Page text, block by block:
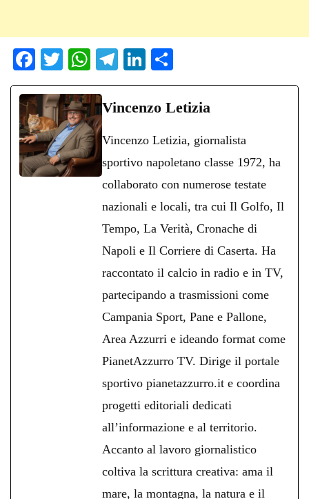
Fa
ce
bo
ok
T
wi
tte
r
W
ha
ts
A
pp
Te
le
gr
m
Li
nk
ed
on
di
di
Vincenzo Letizia
Vincenzo Letizia, giornalista
sportivo napoletano classe 1972, ha
collaborato con numerose testate
nazionali e locali, tra cui Il Golfo, Il
Tempo, La Verità, Cronache di
Napoli e Il Corriere di Caserta. Ha
raccontato il calcio in radio e in TV,
partecipando a trasmissioni come
Campania Sport, Pane e Pallone,
Area Azzurri e ideando format come
PianetAzzurro TV. Dirige il portale
sportivo pianetazzurro.it e coordina
progetti editoriali dedicati
all’informazione e al territorio.
Accanto al lavoro giornalistico
coltiva la scrittura creativa: ama il
mare, la montagna, la natura e il